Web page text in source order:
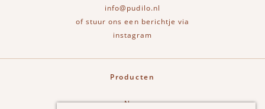
info@pudilo.nl
of stuur ons een berichtje via
instagram
Producten
New